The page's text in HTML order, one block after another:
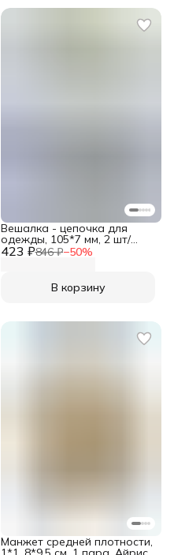
423 ₽846 ₽−50%
Вешалка - цепочка для
одежды, 105*7 мм, 2 шт/
упак, Айрис, цвет бронза
В корзину
Манжет средней плотности,